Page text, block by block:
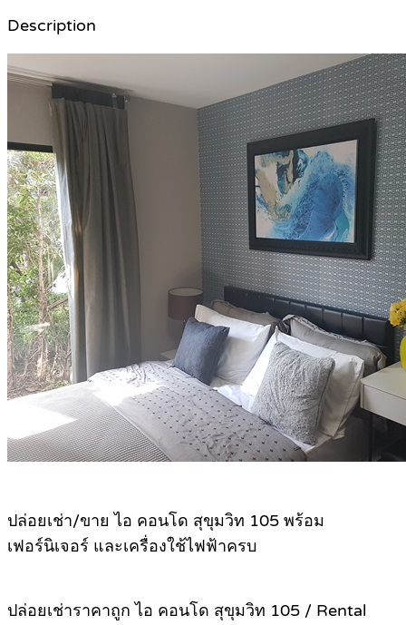
Description
ปล่อยเช่า/ขาย ไอ คอนโด สุขุมวิท 105 พร้อม
เฟอร์นิเจอร์ และเครื่องใช้ไฟฟ้าครบ
ปล่อยเช่าราคาถูก ไอ คอนโด สุขุมวิท 105 / Rental